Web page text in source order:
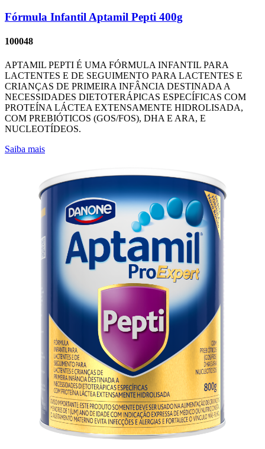
Fórmula Infantil Aptamil Pepti 400g
100048
APTAMIL PEPTI É UMA FÓRMULA INFANTIL PARA
LACTENTES E DE SEGUIMENTO PARA LACTENTES E
CRIANÇAS DE PRIMEIRA INFÂNCIA DESTINADA A
NECESSIDADES DIETOTERÁPICAS ESPECÍFICAS COM
PROTEÍNA LÁCTEA EXTENSAMENTE HIDROLISADA,
COM PREBIÓTICOS (GOS/FOS), DHA E ARA, E
NUCLEOTÍDEOS.
Saiba mais